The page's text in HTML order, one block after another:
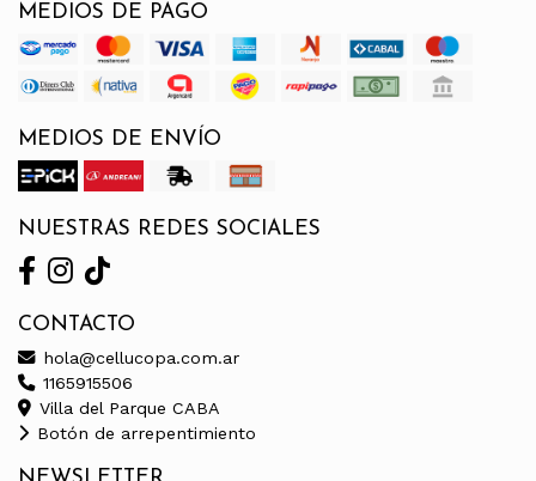
MEDIOS DE PAGO
MEDIOS DE ENVÍO
NUESTRAS REDES SOCIALES
CONTACTO
hola@cellucopa.com.ar
1165915506
Villa del Parque CABA
Botón de arrepentimiento